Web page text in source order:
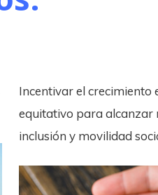
Incentivar el crecimiento
equitativo para alcanzar
inclusión y movilidad